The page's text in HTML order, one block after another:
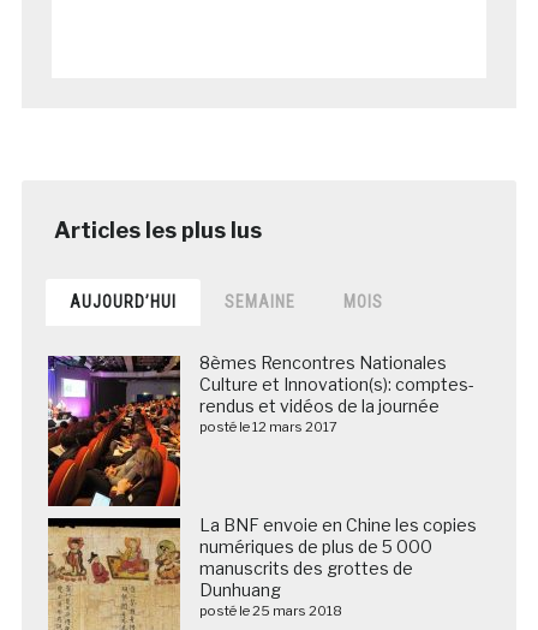
AUJOURD’HUI SEMAINE MOIS
8èmes Rencontres Nationales
Culture et Innovation(s): comptes-
rendus et vidéos de la journée
posté le 12 mars 2017
La BNF envoie en Chine les copies
numériques de plus de 5 000
manuscrits des grottes de
Dunhuang
posté le 25 mars 2018